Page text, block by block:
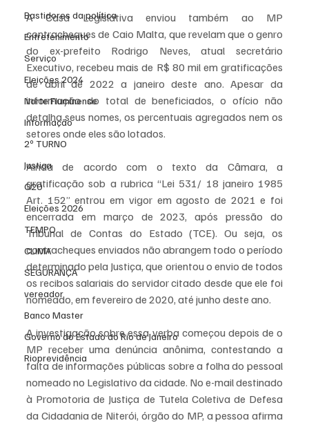
Bastidores da política
Entretenimento
Serviço
Eleições 2024
Norte Fluminense
Informação
2º TURNO
Justiça
G20
Eleições 2026
TEMPO
CLIMA
SEGURANÇA
vereador
Banco Master
Governo do Estado do Rio de Janeiro
Rioprevidência
A Casa Legislativa enviou também ao MP
contracheques de Caio Malta, que revelam que o genro
do ex-prefeito Rodrigo Neves, atual secretário
Executivo, recebeu mais de R$ 80 mil em gratificações
de abril de 2022 a janeiro deste ano. Apesar da
informação do total de beneficiados, o ofício não
detalha seus nomes, os percentuais agregados nem os
setores onde eles são lotados.
Ainda de acordo com o texto da Câmara, a
gratificação sob a rubrica “Lei 531/ 18 janeiro 1985
Art. 152” entrou em vigor em agosto de 2021 e foi
encerrada em março de 2023, após pressão do
Tribunal de Contas do Estado (TCE). Ou seja, os
contracheques enviados não abrangem todo o período
determinado pela Justiça, que orientou o envio de todos
os recibos salariais do servidor citado desde que ele foi
nomeado, em fevereiro de 2020, até junho deste ano.
A investigação sobre essa verba começou depois de o
MP receber uma denúncia anônima, contestando a
falta de informações públicas sobre a folha do pessoal
nomeado no Legislativo da cidade. No e-mail destinado
à Promotoria de Justiça de Tutela Coletiva de Defesa
da Cidadania de Niterói, órgão do MP, a pessoa afirma